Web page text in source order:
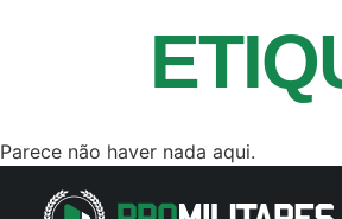
Parece não haver nada aqui.